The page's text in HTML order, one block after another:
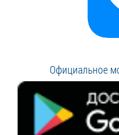
Официальное